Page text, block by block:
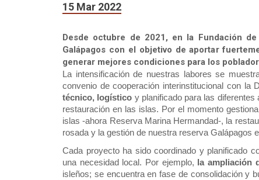
15 Mar 2022
Desde octubre de 2021, en la Fundación
Galápagos con el objetivo de aportar
generar mejores condiciones para los
La intensificación de nuestras labores se
convenio de cooperación interinstitucional con la
técnico, logístico y planificado para las
restauración en las islas. Por el momento
islas -ahora Reserva Marina Hermandad-, la
rosada y la gestión de nuestra reserva Galápagos
Cada proyecto ha sido coordinado y planificado
una necesidad local. Por ejemplo,
la ampliación
isleños; se encuentra en fase de consolidación y